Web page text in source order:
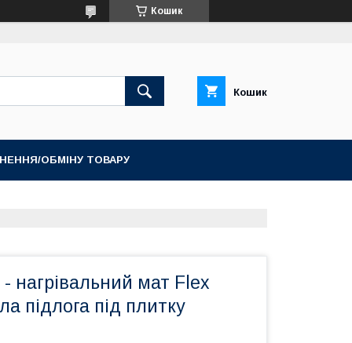
Кошик
Кошик
ОБМІНУ ТОВАРУ
нагрівальний мат Flex
підлога під плитку